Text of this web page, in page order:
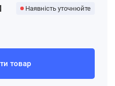
Наявність уточнюйте
товар